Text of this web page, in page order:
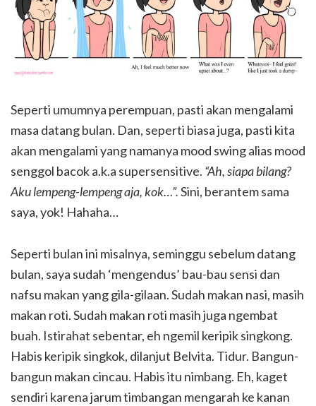
Seperti umumnya perempuan, pasti akan mengalami
masa datang bulan. Dan, seperti biasa juga, pasti kita
akan mengalami yang namanya mood swing alias mood
senggol bacok a.k.a supersensitive. “Ah, siapa bilang?
Aku lempeng-lempeng aja, kok…”.Sini, berantem sama
saya, yok! Hahaha…
Seperti bulan ini misalnya, seminggu sebelum datang
bulan, saya sudah ‘mengendus’ bau-bau sensi dan
nafsu makan yang gila-gilaan. Sudah makan nasi, masih
makan roti. Sudah makan roti masih juga ngembat
buah. Istirahat sebentar, eh ngemil keripik singkong.
Habis keripik singkok, dilanjut Belvita. Tidur. Bangun-
bangun makan cincau. Habis itu nimbang. Eh, kaget
sendiri karena jarum timbangan mengarah ke kanan